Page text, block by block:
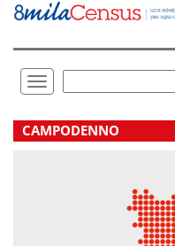
Vai
direttamente
Toggle
navigation
.
CAMPODENNO